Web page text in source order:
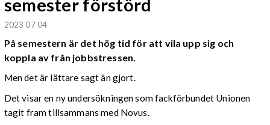
semester förstörd
2023 07 04
På semestern är det hög tid för att vila upp sig och
koppla av från jobbstressen.
Men det är lättare sagt än gjort.
Det visar en ny undersökningen som fackförbundet Unionen
tagit fram tillsammans med Novus.